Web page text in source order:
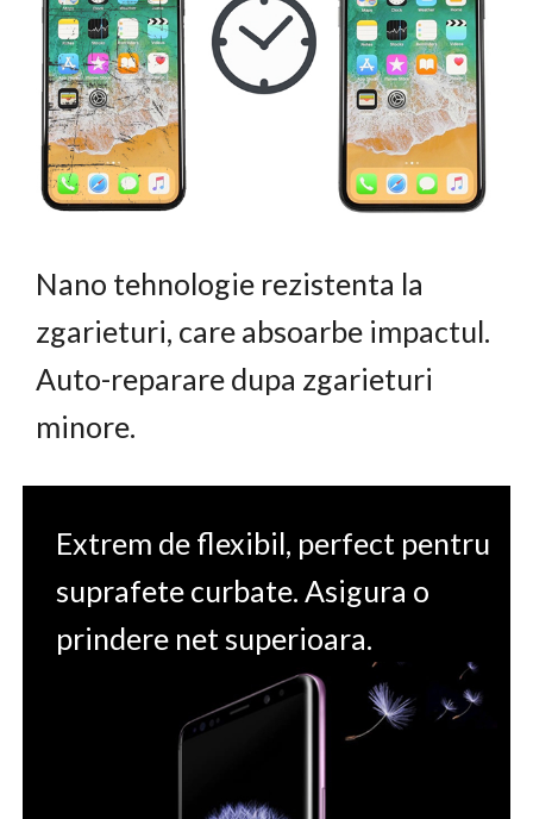
Nano tehnologie rezistenta la
zgarieturi, care absoarbe impactul.
Auto-reparare dupa zgarieturi
minore.
Extrem de flexibil, perfect pentru
suprafete curbate. Asigura o
prindere net superioara.